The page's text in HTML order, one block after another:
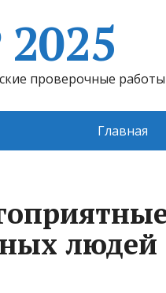
проверочные работы
Главная